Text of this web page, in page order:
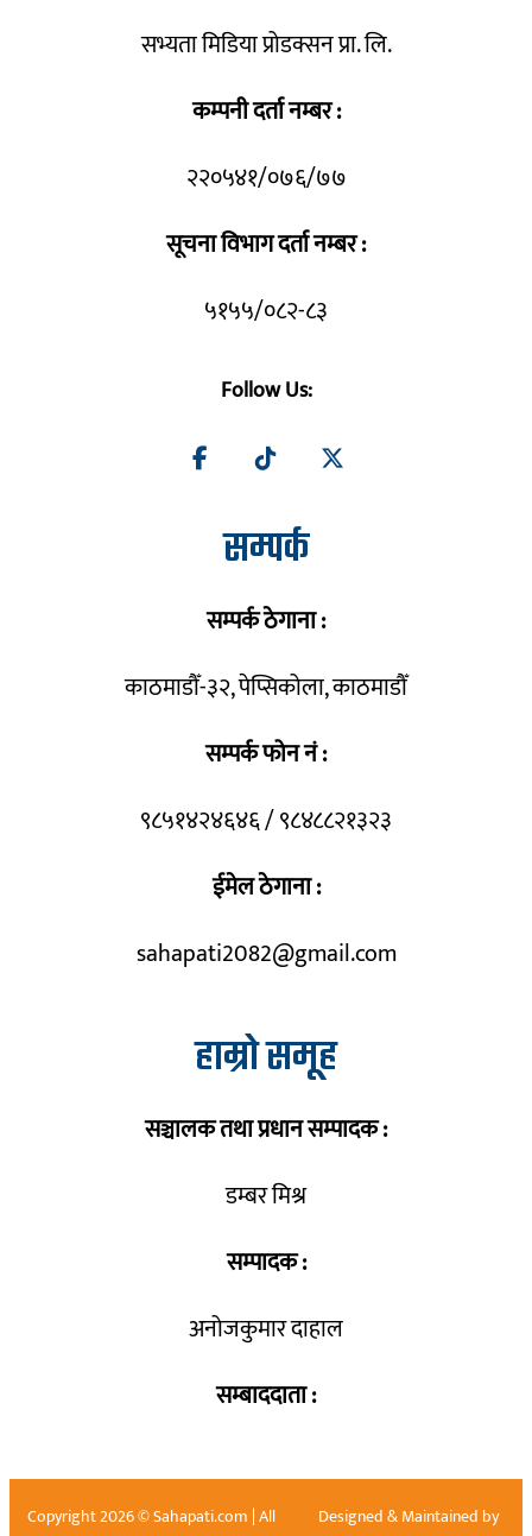
सभ्यता मिडिया प्रोडक्सन प्रा. लि.
कम्पनी दर्ता नम्बर :
२२०५४१/०७६/७७
सूचना विभाग दर्ता नम्बर :
५१५५/०८२-८३
Follow Us:
सम्पर्क
सम्पर्क ठेगाना :
काठमाडौँ-३२, पेप्सिकोला, काठमाडौँ
सम्पर्क फोन नं :
९८५१४२४६४६ / ९८४८८२१३२३
ईमेल ठेगाना :
sahapati2082@gmail.com
हाम्रो समूह
सञ्चालक तथा प्रधान सम्पादक :
डम्बर मिश्र
सम्पादक :
अनोजकुमार दाहाल
सम्बाददाता :
Copyright 2026 © Sahapati.com | All Designed & Maintained by